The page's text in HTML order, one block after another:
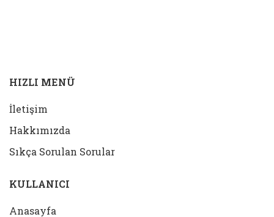
HIZLI MENÜ
İletişim
Hakkımızda
Sıkça Sorulan Sorular
KULLANICI
Anasayfa